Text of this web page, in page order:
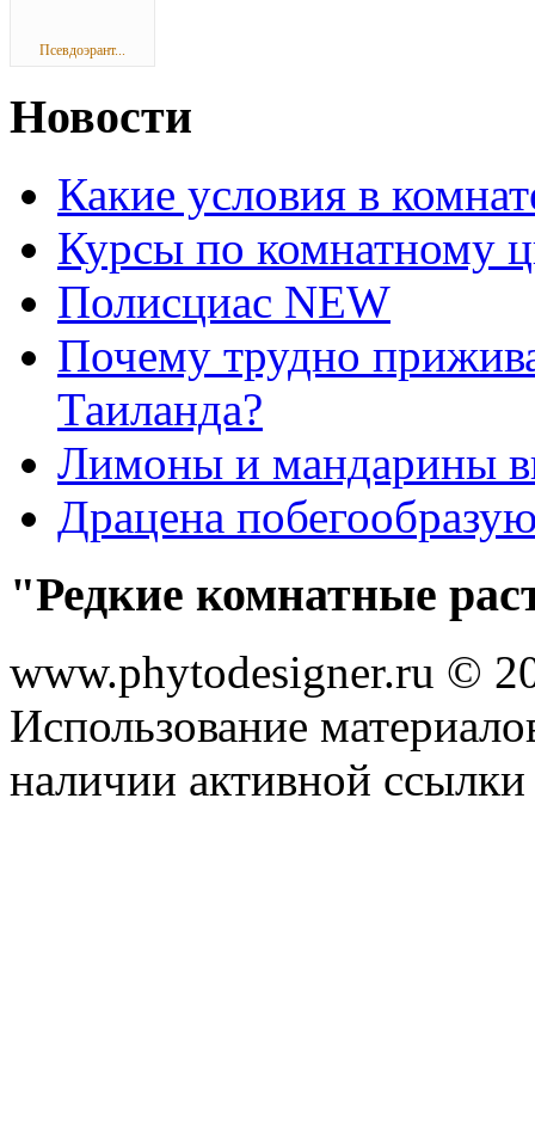
Псевдоэрант...
Новости
Какие условия в
Курсы по комнатному
Полисциас NEW
Почему трудно
Таиланда?
Лимоны и мандарины
Драцена
"Редкие комнатные
www.phytodesigner.ru ©
Использование
наличии активной